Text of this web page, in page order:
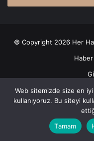
© Copyright 2026 Her
Haber
Web sitemizde size en
kullanıyoruz. Bu siteyi
Tamam